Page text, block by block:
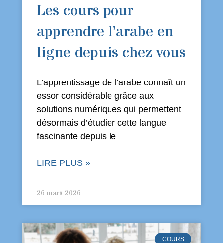
Les cours pour
apprendre l’arabe en
ligne depuis chez vous
L’apprentissage de l’arabe connaît un
essor considérable grâce aux
solutions numériques qui permettent
désormais d’étudier cette langue
fascinante depuis le
LIRE PLUS »
26 mars 2026
COURS